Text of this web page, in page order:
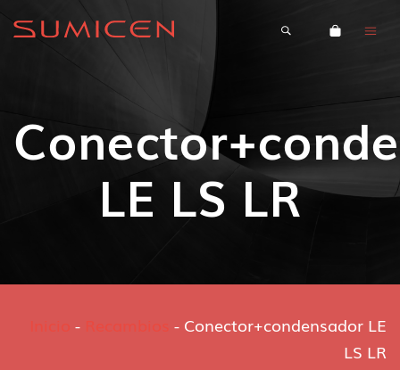
LE LS LR
- - Conector+condensador LE
LS LR